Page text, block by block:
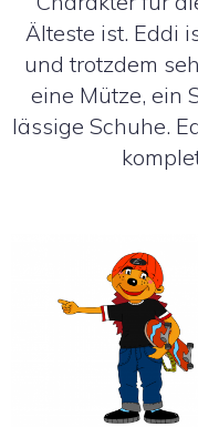
Älteste ist. Eddi
und trotzdem
eine Mütze, ein
lässige Schuhe.